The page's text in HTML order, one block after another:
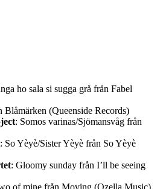
ho sala si sugga grå från Fabel
Blåmärken (Queenside Records)
: Somos varinas/Sjömansvåg från
: So Yèyè/Sister Yèyè från So Yèyè
: Gloomy sunday från I’ll be seeing
of mine från Moving (Ozella Music)